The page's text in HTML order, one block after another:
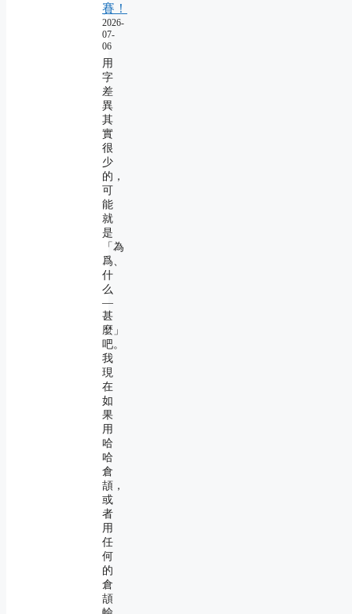
賽！
2026-
07-
06
用
字
差
異
其
實
很
少
的，
可
能
就
是
「為
爲、
什
么
―
甚
麼」
吧。
我
現
在
如
果
用
哈
哈
倉
頡，
或
者
用
任
何
的
倉
頡